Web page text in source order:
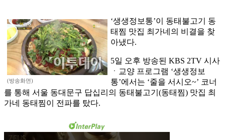
(방송화면)
‘생생정보통’이 동태불고기 동
태찜 맛집 최가네의 비결을 찾
아냈다.
5일 오후 방송된 KBS 2TV 시사
ㆍ교양 프로그램 ‘생생정보
통’에서는 ‘줄을 서시오~’ 코너
를 통해 서울 동대문구 답십리의 동태불고기(동태찜) 맛집 최
가네 동태찜이 전파를 탔다.